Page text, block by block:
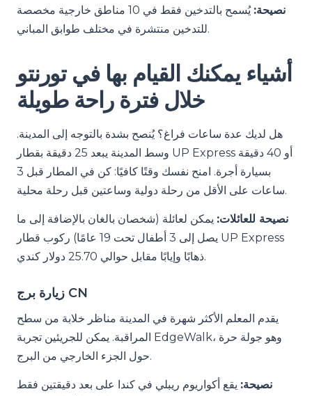
نصيحة:
يُسمح بالتدخين فقط في 10 مناطق خارجية مخصصة
للتدخين منتشرة في مختلف طوابق المباني.
أشياء يمكنك القيام بها في تورنتو
خلال فترة راحة طويلة
هل لديك عدة ساعات فراغ؟ يُنصح بشدة بالتوجه إلى المدينة.
وسط المدينة يبعد 25 دقيقة بقطار UP Express أو 40 دقيقة
بسيارة أجرة. امنح نفسك وقتًا كافيًا: كن في المطار قبل 3
ساعات على الأقل من رحلة دولية وساعتين قبل رحلة محلية.
نصيحة للعائلات: يمكن لعائلة (شخصان بالغان بالإضافة إلى ما
يصل إلى 3 أطفال تحت 19 عامًا) ركوب قطار UP Express
ذهابًا وإيابًا مقابل حوالي 25.70 دولار كندي.
زيارة برج CN
يقدم المعلم الأكثر شهرة في المدينة مناظر خلابة من سطح
المراقبة. يمكن للجريئين تجربة EdgeWalk، وهو جولة حرة
حول الجزء الخارجي من البرج.
نصيحة: يقع أكواريوم ريبلي في كندا على بعد دقيقتين فقط